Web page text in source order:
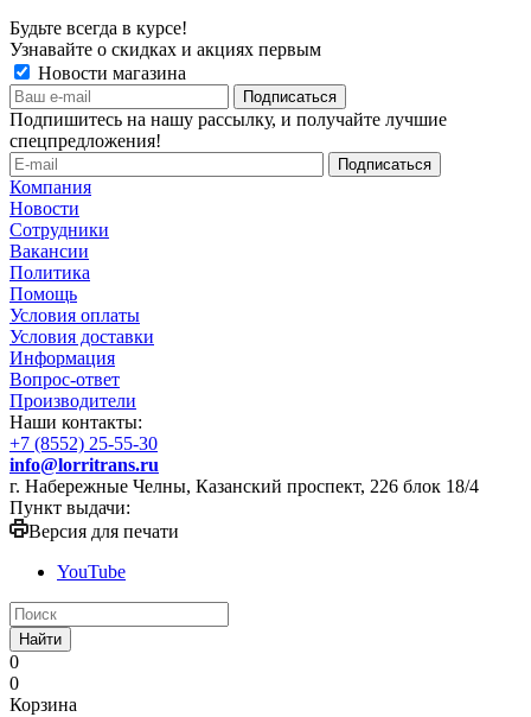
Будьте всегда в курсе!
Узнавайте о скидках и акциях первым
Новости магазина
Подпишитесь на нашу рассылку, и получайте лучшие
спецпредложения!
Компания
Новости
Сотрудники
Вакансии
Политика
Помощь
Условия оплаты
Условия доставки
Информация
Вопрос-ответ
Производители
Наши контакты:
+7 (8552) 25-55-30
info@lorritrans.ru
г. Набережные Челны, Казанский проспект, 226 блок 18/4
Пункт выдачи:
Версия для печати
YouTube
Найти
0
0
Корзина